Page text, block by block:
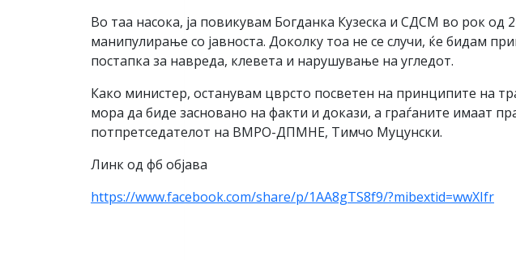
Во таа насока, ја повикувам Богданка Кузеска и СДСМ во рок
манипулирање со јавноста. Доколку тоа не се случи, ќе бидам
постапка за навреда, клевета и нарушување на угледот.
Како министер, останувам цврсто посветен на принципите на
мора да биде засновано на факти и докази, а граѓаните имаат
потпретседателот на ВМРО-ДПМНЕ, Тимчо Муцунски.
Линк од фб објава
https://www.facebook.com/share/p/1AA8gTS8f9/?mibextid=wwXIfr